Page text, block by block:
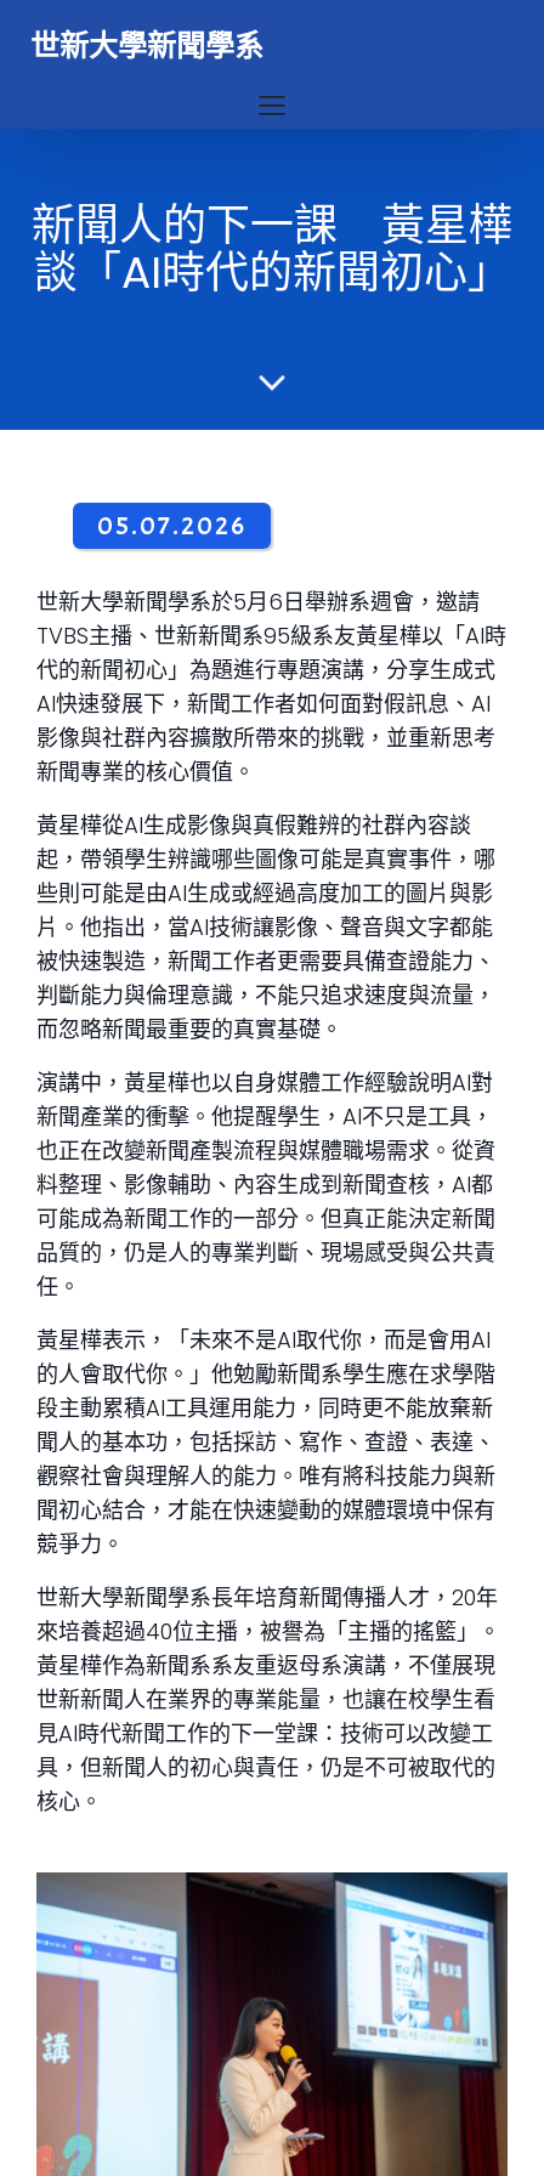
世新大學新聞學系
新聞人的下一課 黃星樺
談「AI時代的新聞初心」
05.07.2026
世新大學新聞學系於5月6日舉辦系週會，邀請
TVBS主播、世新新聞系95級系友黃星樺以「AI時
代的新聞初心」為題進行專題演講，分享生成式
AI快速發展下，新聞工作者如何面對假訊息、AI
影像與社群內容擴散所帶來的挑戰，並重新思考
新聞專業的核心價值。
黃星樺從AI生成影像與真假難辨的社群內容談
起，帶領學生辨識哪些圖像可能是真實事件，哪
些則可能是由AI生成或經過高度加工的圖片與影
片。他指出，當AI技術讓影像、聲音與文字都能
被快速製造，新聞工作者更需要具備查證能力、
判斷能力與倫理意識，不能只追求速度與流量，
而忽略新聞最重要的真實基礎。
演講中，黃星樺也以自身媒體工作經驗說明AI對
新聞產業的衝擊。他提醒學生，AI不只是工具，
也正在改變新聞產製流程與媒體職場需求。從資
料整理、影像輔助、內容生成到新聞查核，AI都
可能成為新聞工作的一部分。但真正能決定新聞
品質的，仍是人的專業判斷、現場感受與公共責
任。
黃星樺表示，「未來不是AI取代你，而是會用AI
的人會取代你。」他勉勵新聞系學生應在求學階
段主動累積AI工具運用能力，同時更不能放棄新
聞人的基本功，包括採訪、寫作、查證、表達、
觀察社會與理解人的能力。唯有將科技能力與新
聞初心結合，才能在快速變動的媒體環境中保有
競爭力。
世新大學新聞學系長年培育新聞傳播人才，20年
來培養超過40位主播，被譽為「主播的搖籃」。
黃星樺作為新聞系系友重返母系演講，不僅展現
世新新聞人在業界的專業能量，也讓在校學生看
見AI時代新聞工作的下一堂課：技術可以改變工
具，但新聞人的初心與責任，仍是不可被取代的
核心。